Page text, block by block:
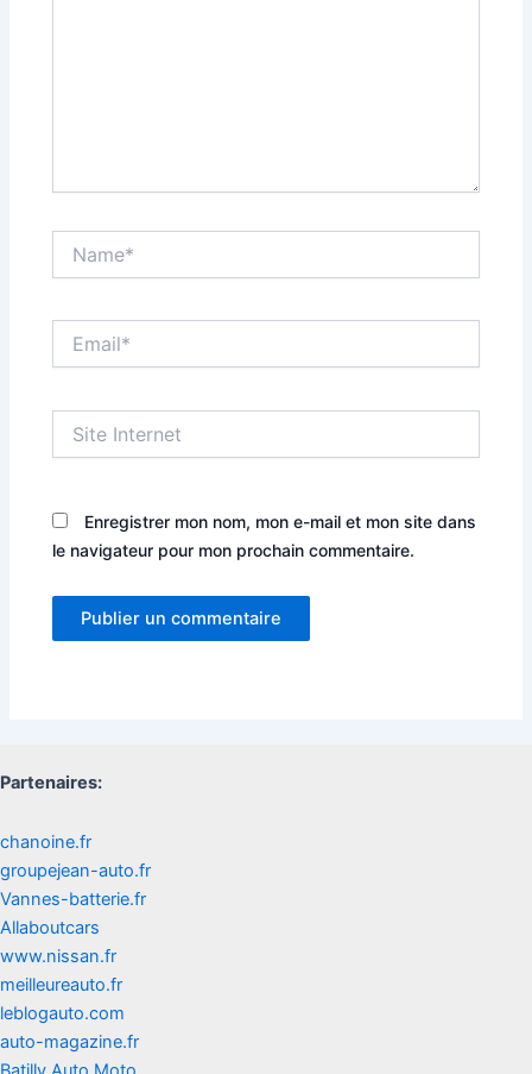
Internet
Enregistrer mon nom, mon e-mail et mon site dans
le navigateur pour mon prochain commentaire.
Partenaires:
chanoine.fr
groupejean-auto.fr
Vannes-batterie.fr
Allaboutcars
www.nissan.fr
meilleureauto.fr
leblogauto.com
auto-magazine.fr